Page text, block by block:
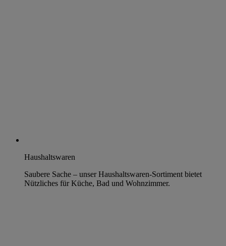
Haushaltswaren
Saubere Sache – unser Haushaltswaren-Sortiment bietet
Nützliches für Küche, Bad und Wohnzimmer.